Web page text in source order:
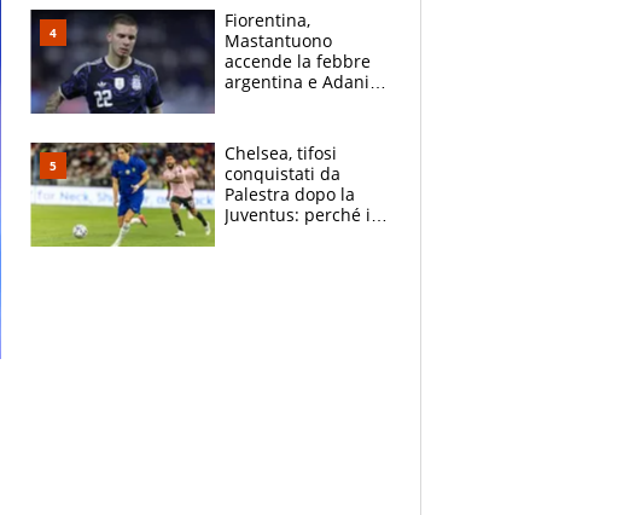
giornalista, mamma
insegnante e il
fratello calciatore
Fiorentina,
Mastantuono
accende la febbre
argentina e Adani
festa’ a Commisso
Chelsea, tifosi
conquistati da
Palestra dopo la
Juventus: perché i